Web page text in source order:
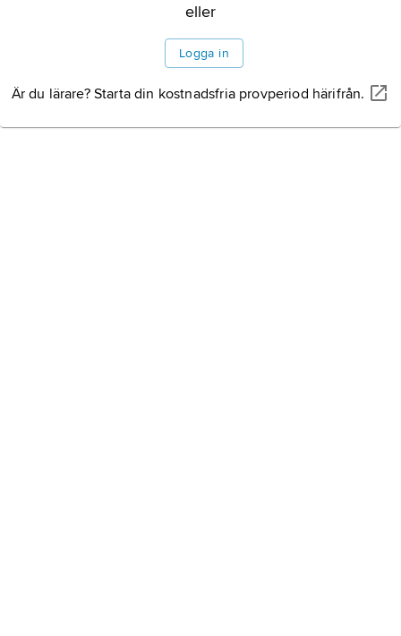
eller
Logga in
Är du lärare? Starta din kostnadsfria provperiod härifrån.